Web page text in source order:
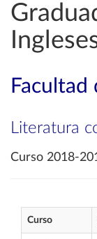
Facultad
Literatura
Curso 2018-
Curso